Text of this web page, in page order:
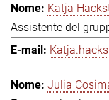
Katja
Assistente del
Julia